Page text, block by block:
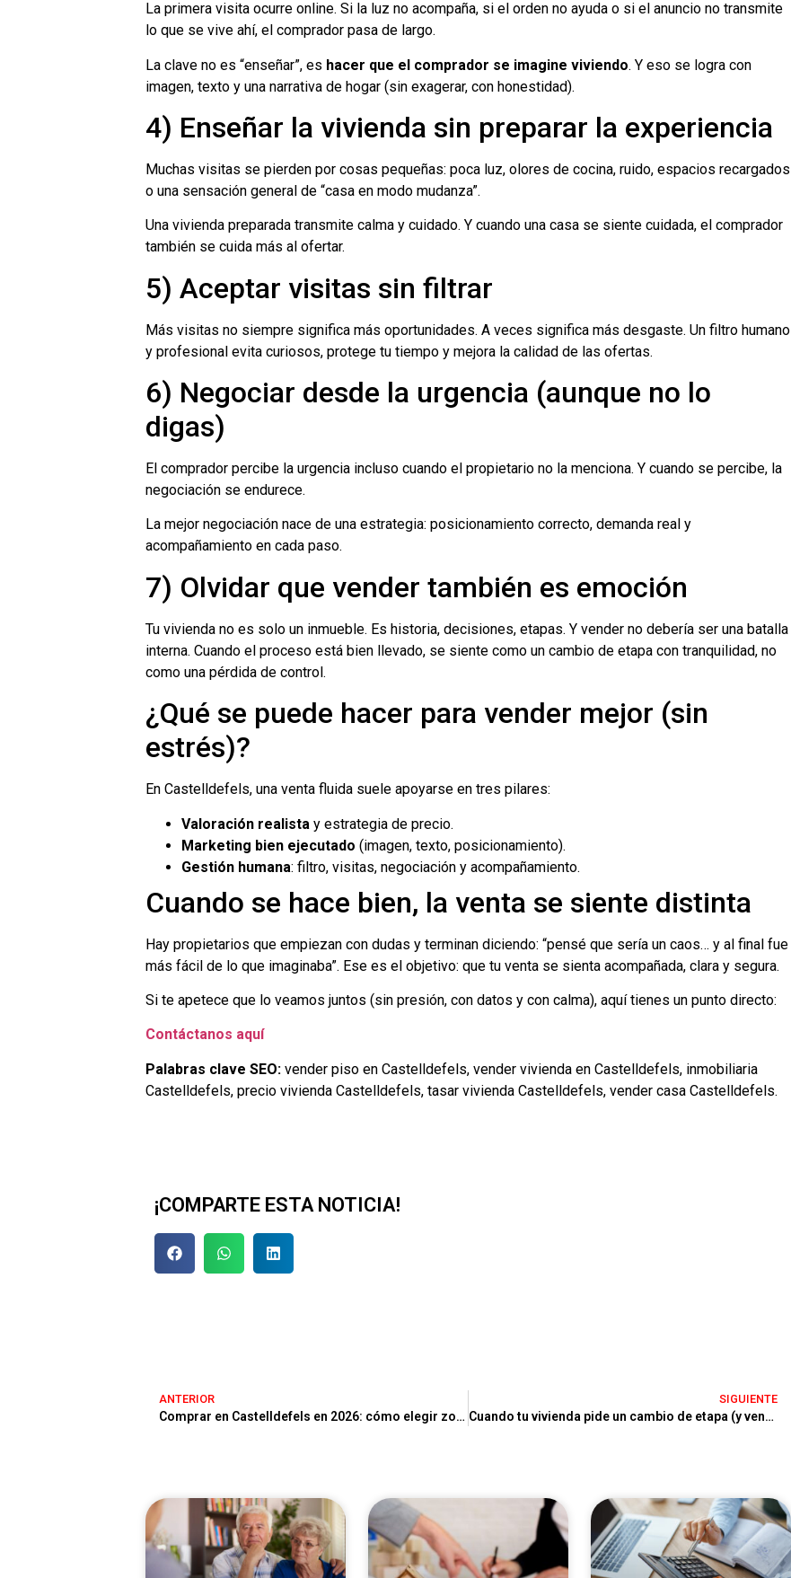
La primera visita ocurre online. Si la luz no acompaña, si el orden no ayuda o si el anuncio no transmite
lo que se vive ahí, el comprador pasa de largo.
La clave no es “enseñar”, es hacer que el comprador se imagine viviendo. Y eso se logra con
imagen, texto y una narrativa de hogar (sin exagerar, con honestidad).
4) Enseñar la vivienda sin preparar la experiencia
Muchas visitas se pierden por cosas pequeñas: poca luz, olores de cocina, ruido, espacios recargados
o una sensación general de “casa en modo mudanza”.
Una vivienda preparada transmite calma y cuidado. Y cuando una casa se siente cuidada, el comprador
también se cuida más al ofertar.
5) Aceptar visitas sin filtrar
Más visitas no siempre significa más oportunidades. A veces significa más desgaste. Un filtro humano
y profesional evita curiosos, protege tu tiempo y mejora la calidad de las ofertas.
6) Negociar desde la urgencia (aunque no lo
digas)
El comprador percibe la urgencia incluso cuando el propietario no la menciona. Y cuando se percibe, la
negociación se endurece.
La mejor negociación nace de una estrategia: posicionamiento correcto, demanda real y
acompañamiento en cada paso.
7) Olvidar que vender también es emoción
Tu vivienda no es solo un inmueble. Es historia, decisiones, etapas. Y vender no debería ser una batalla
interna. Cuando el proceso está bien llevado, se siente como un cambio de etapa con tranquilidad, no
como una pérdida de control.
¿Qué se puede hacer para vender mejor (sin
estrés)?
En Castelldefels, una venta fluida suele apoyarse en tres pilares:
Valoración realista y estrategia de precio.
Marketing bien ejecutado (imagen, texto, posicionamiento).
Gestión humana: filtro, visitas, negociación y acompañamiento.
Cuando se hace bien, la venta se siente distinta
Hay propietarios que empiezan con dudas y terminan diciendo: “pensé que sería un caos… y al final fue
más fácil de lo que imaginaba”. Ese es el objetivo: que tu venta se sienta acompañada, clara y segura.
Si te apetece que lo veamos juntos (sin presión, con datos y con calma), aquí tienes un punto directo:
Contáctanos aquí
Palabras clave SEO: vender piso en Castelldefels, vender vivienda en Castelldefels, inmobiliaria
Castelldefels, precio vivienda Castelldefels, tasar vivienda Castelldefels, vender casa Castelldefels.
¡COMPARTE ESTA NOTICIA!
ANTERIOR
Comprar en Castelldefels en 2026: cómo elegir zona y tomar decisiones con seguridad
SIGUIENTE
Cuando tu vivienda pide un cambio de etapa (y vender se siente fácil)